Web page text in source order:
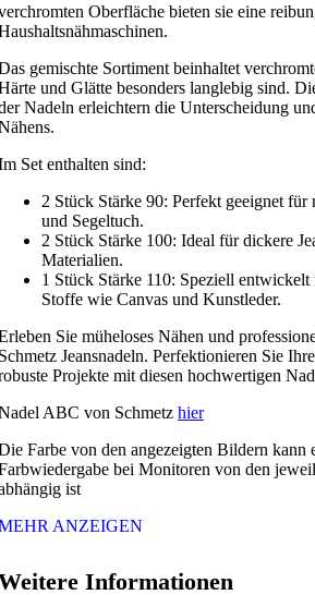
Oberfläche bieten sie eine
gemischte Sortiment beinhaltet
und Glätte besonders langlebig sind.
Nadeln erleichtern die Unterscheidung
Set enthalten sind:
2 Stück Stärke 90: Perfekt geeignet für
und Segeltuch.
2 Stück Stärke 100: Ideal für dickere
Materialien.
1 Stück Stärke 110: Speziell entwickelt
Stoffe wie Canvas und Kunstleder.
Sie müheloses Nähen und
Jeansnadeln. Perfektionieren Sie
Projekte mit diesen hochwertigen
ABC von Schmetz hier
Farbe von den angezeigten Bildern kann
bei Monitoren von den
ist
ANZEIGEN
Informationen